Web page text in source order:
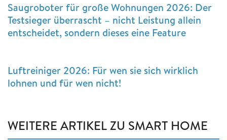
Saugroboter für große Wohnungen 2026: Der
Testsieger überrascht – nicht Leistung allein
entscheidet, sondern dieses eine Feature
Luftreiniger 2026: Für wen sie sich wirklich
lohnen und für wen nicht!
WEITERE ARTIKEL ZU SMART HOME